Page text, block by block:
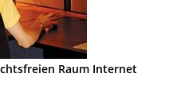
Raum Internet